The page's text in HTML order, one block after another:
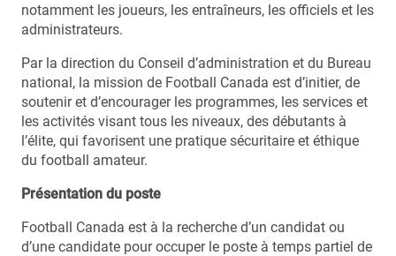
notamment les joueurs, les entraîneurs, les officiels et les
administrateurs.
Par la direction du Conseil d’administration et du Bureau
national, la mission de Football Canada est d’initier, de
soutenir et d’encourager les programmes, les services et
les activités visant tous les niveaux, des débutants à
l’élite, qui favorisent une pratique sécuritaire et éthique
du football amateur.
Présentation du poste
Football Canada est à la recherche d’un candidat ou
d’une candidate pour occuper le poste à temps partiel de